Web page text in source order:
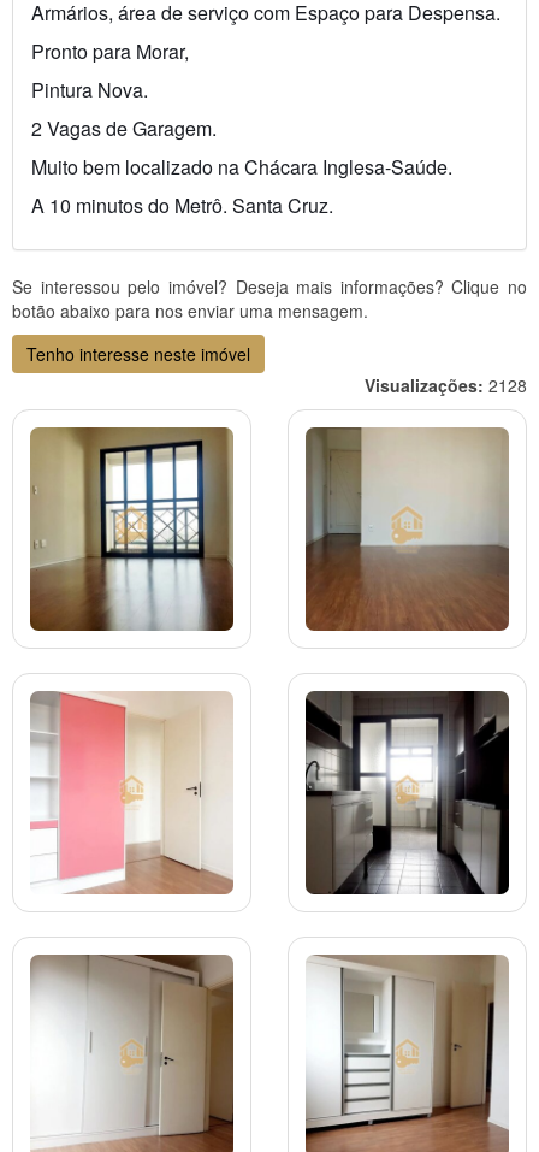
Armários, área de serviço com Espaço para Despensa.
Pronto para Morar,
Pintura Nova.
2 Vagas de Garagem.
Muito bem localizado na Chácara Inglesa-Saúde.
A 10 minutos do Metrô. Santa Cruz.
Se interessou pelo imóvel? Deseja mais informações? Clique no
botão abaixo para nos enviar uma mensagem.
Tenho interesse neste imóvel
Visualizações: 2128